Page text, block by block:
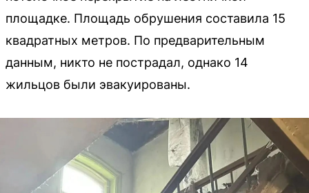
площадке. Площадь обрушения составила 15
квадратных метров. По предварительным
данным, никто не пострадал, однако 14
жильцов были эвакуированы.